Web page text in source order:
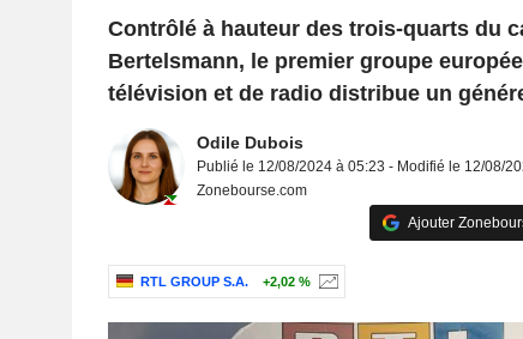
Contrôlé à hauteur des trois-quarts du
Bertelsmann, le premier groupe
télévision et de radio distribue un
Odile Dubois
Publié le 12/08/2024 à 05:23 - Modifié le 12/08/
Zonebourse.com
Ajouter
RTL GROUP S.A. +2,02 %